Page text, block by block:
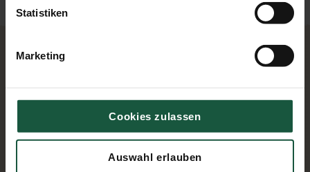
Statistiken
Marketing
Cookies zulassen
Auswahl erlauben